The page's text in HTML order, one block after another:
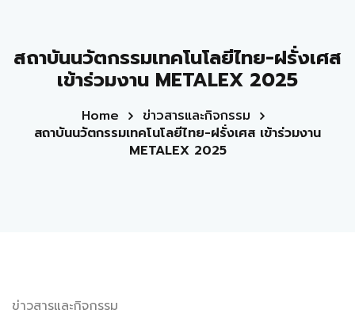
สถาบันนวัตกรรมเทคโนโลยีไทย-ฝรั่งเศส
เข้าร่วมงาน METALEX 2025
Home
ข่าวสารและกิจกรรม
สถาบันนวัตกรรมเทคโนโลยีไทย-ฝรั่งเศส เข้าร่วมงาน
METALEX 2025
ข่าวสารและกิจกรรม